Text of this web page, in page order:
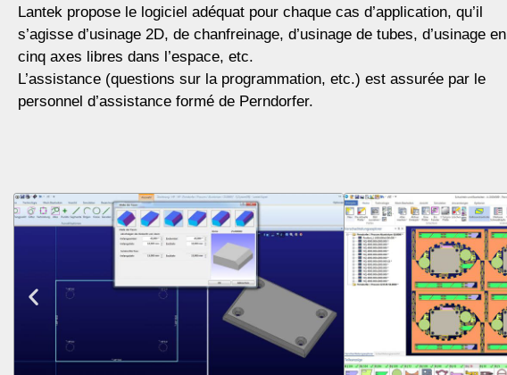
Lantek propose le logiciel adéquat pour chaque cas d’application, qu’il
s’agisse d’usinage 2D, de chanfreinage, d’usinage de tubes, d’usinage en
cinq axes libres dans l’espace, etc.
L’assistance (questions sur la programmation, etc.) est assurée par le
personnel d’assistance formé de Perndorfer.